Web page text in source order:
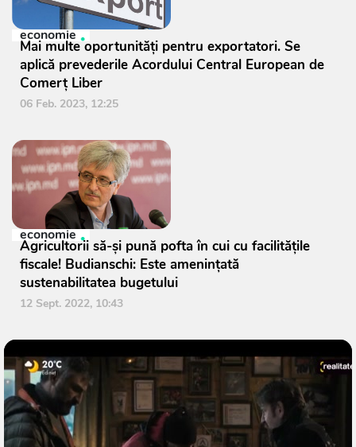
economie
Mai multe oportunități pentru exportatori. Se
aplică prevederile Acordului Central European de
Comerț Liber
06 Feb. 2023, 12:25
economie
Agricultorii să-și pună pofta în cui cu facilitățile
fiscale! Budianschi: Este amenințată
sustenabilitatea bugetului
12 Sept. 2022, 10:43